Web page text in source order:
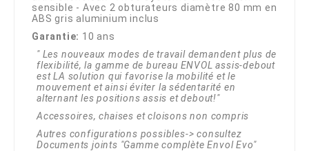
sensible - Avec 2 obturateurs diamètre 80 mm en
ABS gris aluminium inclus
Garantie: 10 ans
" Les nouveaux modes de travail demandent plus de
flexibilité, la gamme de bureau ENVOL assis-debout
est LA solution qui favorise la mobilité et le
mouvement et ainsi éviter la sédentarité en
alternant les positions assis et debout!"
Accessoires, chaises et cloisons non compris
Autres configurations possibles-> consultez
Documents joints "Gamme complète Envol Evo"